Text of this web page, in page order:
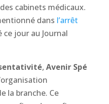
cabinets médicaux.
dans l’arrêt
ce jour au Journal
, Avenir Spé
la branche. Ce